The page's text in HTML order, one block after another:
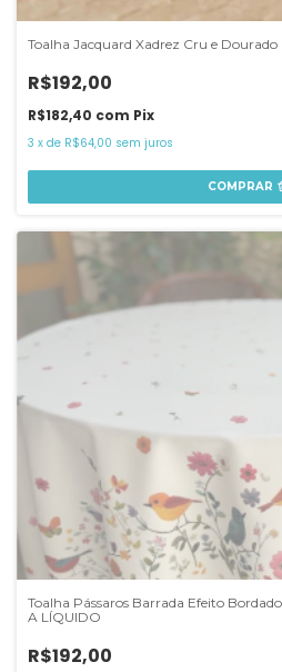
Toalha Jacquard Xadrez Cru e Dourado
R$192,00
R$182,40 com Pix
3 x de R$64,00 sem juros
COMPRAR
Toalha Pássaros Barrada Efeito
A LÍQUIDO
R$192,00